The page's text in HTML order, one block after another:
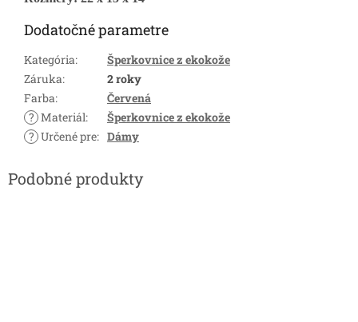
Dodatočné parametre
Kategória:
Šperkovnice z ekokože
Záruka:
2 roky
Farba:
Červená
? Materiál:
Šperkovnice z ekokože
? Určené pre: Dámy